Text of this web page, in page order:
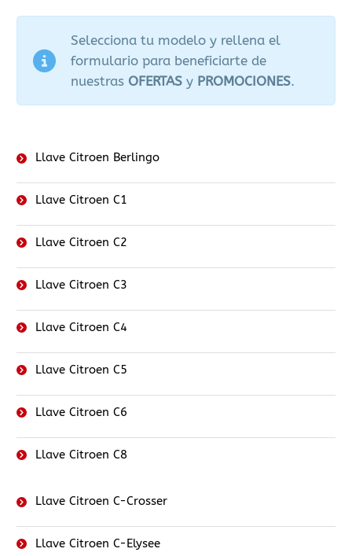
Selecciona tu modelo y rellena el
formulario para beneficiarte de
nuestras OFERTAS y PROMOCIONES.
Llave Citroen Berlingo
Llave Citroen C1
Llave Citroen C2
Llave Citroen C3
Llave Citroen C4
Llave Citroen C5
Llave Citroen C6
Llave Citroen C8
Llave Citroen C-Crosser
Llave Citroen C-Elysee